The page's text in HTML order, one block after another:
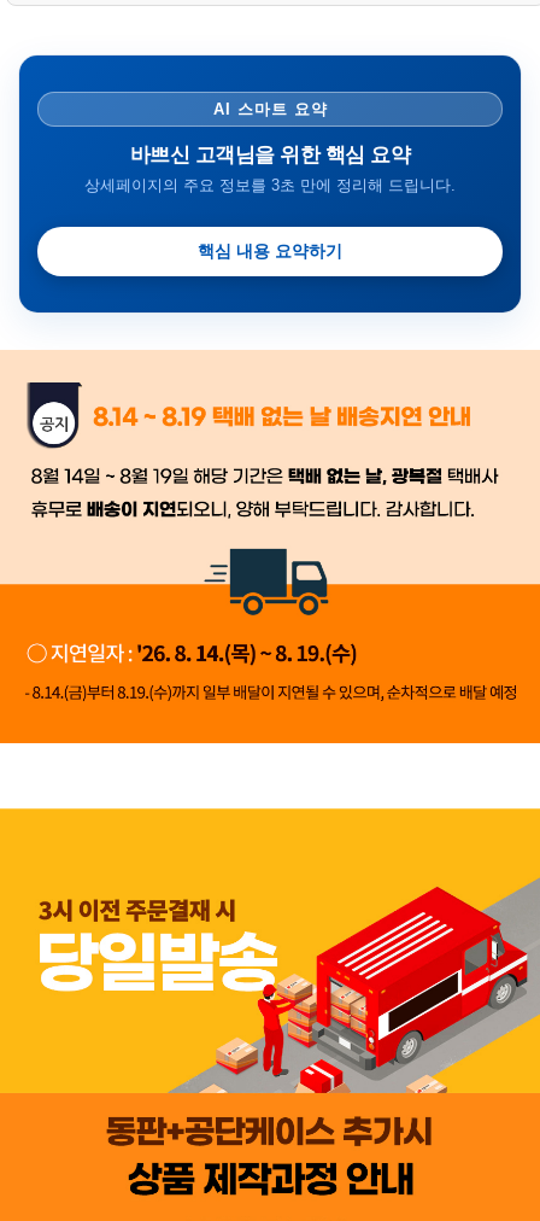
AI 스마트 요약
바쁘신 고객님을 위한 핵심 요약
상세페이지의 주요 정보를 3초 만에 정리해 드립니다.
핵심 내용 요약하기
금일 시세가 적용
배송
시작 후 환불이 불가